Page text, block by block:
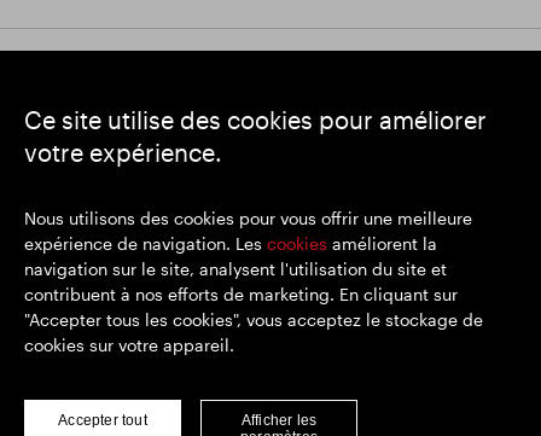
Ce site utilise des cookies pour améliorer
votre expérience.
Nous utilisons des cookies pour vous offrir une meilleure
expérience de navigation. Les cookies améliorent la
navigation sur le site, analysent l'utilisation du site et
contribuent à nos efforts de marketing. En cliquant sur
"Accepter tous les cookies", vous acceptez le stockage de
cookies sur votre appareil.
Accepter tout
Afficher les
SEGRO
Siège social : 1 New Burlington Place, Londres W1S 2HR
Lieu d'immatriculation : Angleterre et Pays de Galles
© SEGRO 2022
Clause de non-responsabilité
Politique de cookies